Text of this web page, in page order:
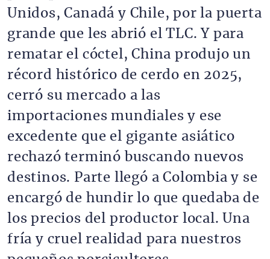
Unidos, Canadá y Chile, por la puerta
grande que les abrió el TLC. Y para
rematar el cóctel, China produjo un
récord histórico de cerdo en 2025,
cerró su mercado a las
importaciones mundiales y ese
excedente que el gigante asiático
rechazó terminó buscando nuevos
destinos. Parte llegó a Colombia y se
encargó de hundir lo que quedaba de
los precios del productor local. Una
fría y cruel realidad para nuestros